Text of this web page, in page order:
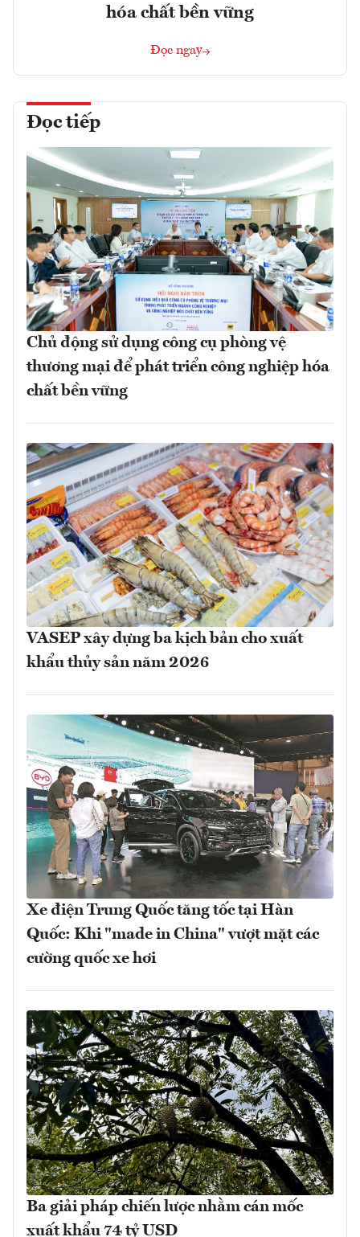
hóa chất bền vững
Đọc ngay
Đọc tiếp
Chủ động sử dụng công cụ phòng vệ
thương mại để phát triển công nghiệp hóa
chất bền vững
VASEP xây dựng ba kịch bản cho xuất
khẩu thủy sản năm 2026
Xe điện Trung Quốc tăng tốc tại Hàn
Quốc: Khi "made in China" vượt mặt các
cường quốc xe hơi
Ba giải pháp chiến lược nhằm cán mốc
xuất khẩu 74 tỷ USD